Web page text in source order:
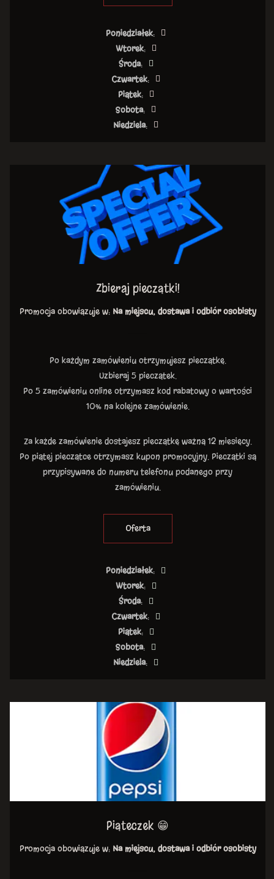
Poniedziałek:
Wtorek:
Środa:
Czwartek:
Piątek:
Sobota:
Niedziela:
Zbieraj pieczątki!
Promocja obowiązuje w: Na miejscu, dostawa i odbiór osobisty
Po każdym zamówieniu otrzymujesz pieczątkę.
Uzbieraj 5 pieczątek.
Po 5 zamówieniu online otrzymasz kod rabatowy o wartości
10% na kolejne zamówienie.
Za każde zamówienie dostajesz pieczątkę ważną 12 miesięcy.
Po piątej pieczątce otrzymasz kupon promocyjny. Pieczątki są
przypisywane do numeru telefonu podanego przy
zamówieniu.
Oferta
Poniedziałek:
Wtorek:
Środa:
Czwartek:
Piątek:
Sobota:
Niedziela:
Piąteczek 😁
Promocja obowiązuje w: Na miejscu, dostawa i odbiór osobisty